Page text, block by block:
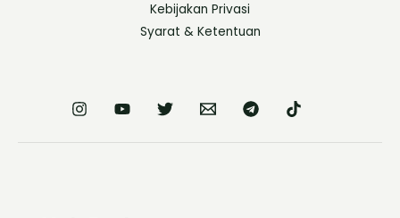
Kebijakan Privasi
Syarat & Ketentuan